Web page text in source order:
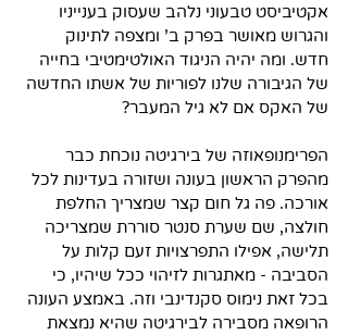
אקטיביסט טבעוני נלהב שעסוק בענייניו
והגרוש מאושר בפרק ב' ומצפה לתינוק
חדש. ומה יהיה הניגוד האולטימטיבי בחייה
של הגיבורה שלנו לפוריות של אשתו החדשה
של האקס אם לא גיל המעבר?
הפרימנופאוזה של בירגיטה נוכחת כבר
מהפרק הראשון בעונה ושזורה בעדינות לכל
אורכה. פה גל חום קצר שמצריך החלפת
חולצה, שם שערת סנטר סוררת שמצריכה
תלישה, אפילו התפרצויות זעם קלות על
הסביבה - מאתגרות לזיהוי ככל שיהיו, כי
בכל זאת נימוס סקנדינבי וזה. באמצע העונה
הרופאה מסבירה לבירגיטה שהיא נמצאת